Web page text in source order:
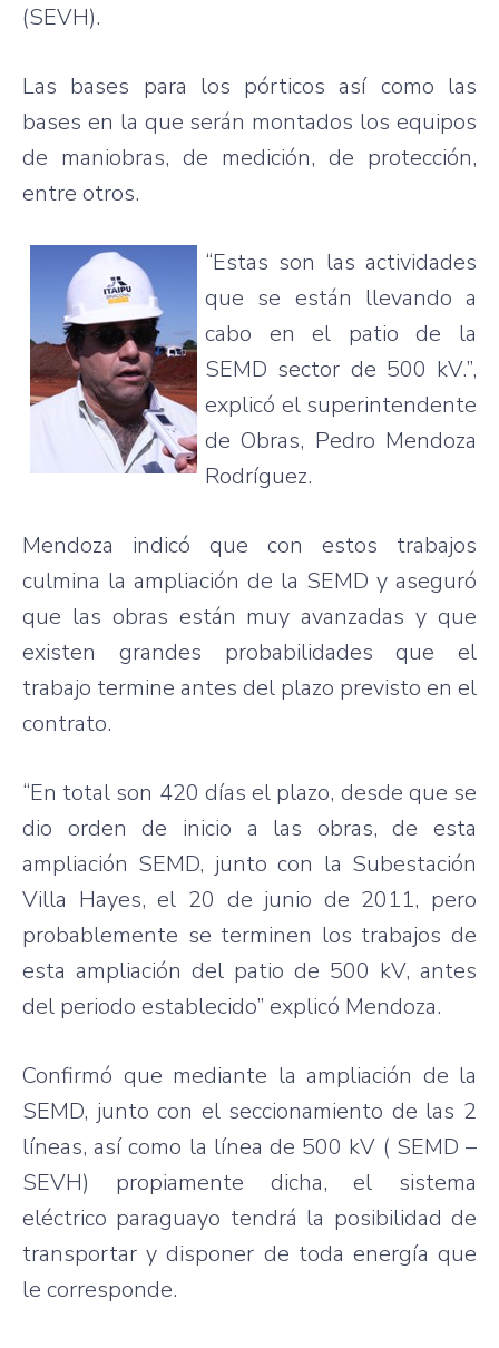
(SEVH).
Las bases para los pórticos así como las
bases en la que serán montados losequipos
de maniobras, de medición, de protección,
entre otros.
“Estas son las actividades
que se están llevando a
cabo en el patio de la
SEMD sector de 500 kV.”,
explicó el superintendente
deObras, Pedro Mendoza
Rodríguez.
Mendoza indicó que con estos
trabajos
culmina la ampliación de la SEMD y aseguró
que las obras están muy avanzadas yque
existen
grandes probabilidades que el
trabajo termine antes del plazo previsto en el
contrato.
“En total son 420 días el plazo, desde que se
dio orden de inicio a las obras, de esta
ampliación SEMD, junto con la Subestación
Villa Hayes, el 20 de junio de 2011, pero
probablemente se terminen los trabajos de
esta ampliación del patio de 500 kV, antes
del periodo establecido” explicó Mendoza.
Confirmó que mediante la ampliación de la
SEMD, junto con el seccionamiento de las 2
líneas,así como la línea de 500 kV ( SEMD –
SEVH) propiamente dicha, el sistema
eléctrico paraguayo tendrá la posibilidad de
transportar ydisponer de toda energía que
le corresponde.